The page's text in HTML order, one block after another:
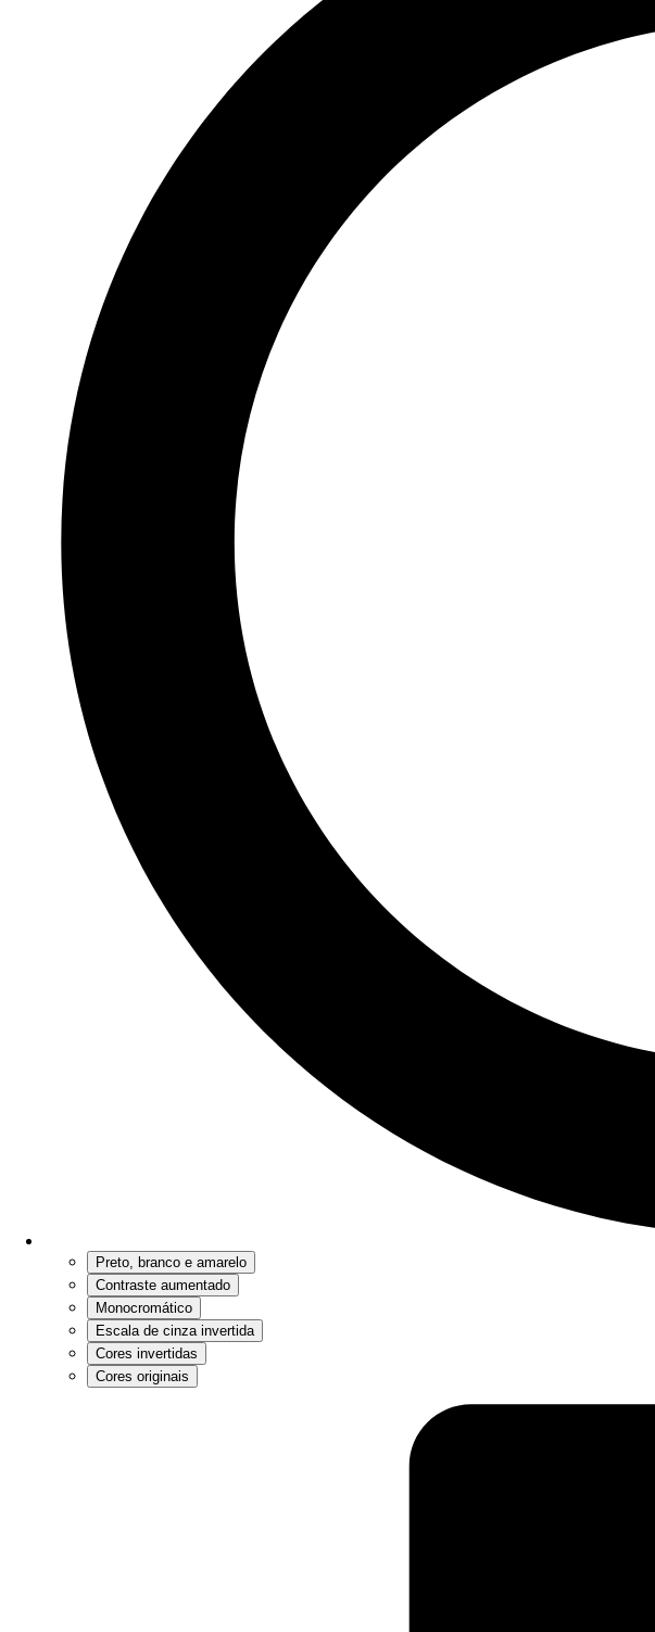
Preto, branco e amarelo
Contraste aumentado
Monocromático
Escala de cinza invertida
Cores invertidas
Cores originais